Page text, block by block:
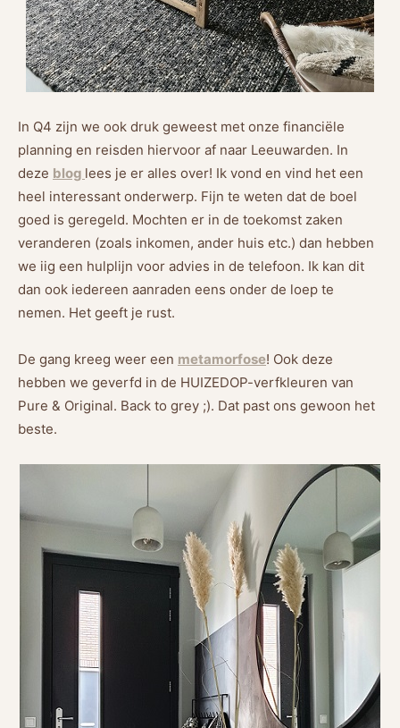
In Q4 zijn we ook druk geweest met onze financiële
planning en reisden hiervoor af naar Leeuwarden. In
deze blog lees je er alles over! Ik vond en vind het een
heel interessant onderwerp. Fijn te weten dat de boel
goed is geregeld. Mochten er in de toekomst zaken
veranderen (zoals inkomen, ander huis etc.) dan hebben
we iig een hulplijn voor advies in de telefoon. Ik kan dit
dan ook iedereen aanraden eens onder de loep te
nemen. Het geeft je rust.
De gang kreeg weer een metamorfose! Ook deze
hebben we geverfd in de HUIZEDOP-verfkleuren van
Pure & Original. Back to grey ;). Dat past ons gewoon het
beste.